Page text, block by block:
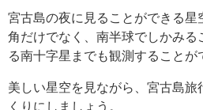
宮古島の夜に見ることができる星
角だけでなく、南半球でしかみ
る南十字星までも観測することが
美しい星空を見ながら、宮古島旅
くりにしましょう。